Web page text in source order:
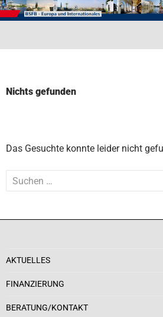
Zum
Inhalt
Nichts gefunden
Das Gesuchte konnte leider nicht
Suchen
nach:
AKTUELLES
FINANZIERUNG
BERATUNG/KONTAKT